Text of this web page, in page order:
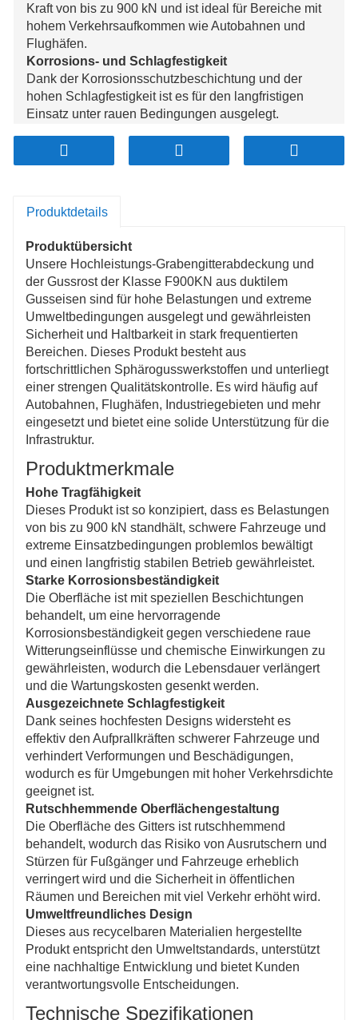
Kraft von bis zu 900 kN und ist ideal für Bereiche mit
hohem Verkehrsaufkommen wie Autobahnen und
Flughäfen.
Korrosions- und Schlagfestigkeit
Dank der Korrosionsschutzbeschichtung und der
hohen Schlagfestigkeit ist es für den langfristigen
Einsatz unter rauen Bedingungen ausgelegt.
Entworfen mit einer rutschfesten Oberfläche für mehr
Sicherheit in nassen und stark frequentierten
Hergestellt aus recycelbaren Materialien, einfach zu
Einsparungen.
Produktdetails
Produktübersicht
Unsere Hochleistungs-Grabengitterabdeckung und
der Gussrost der Klasse F900KN aus duktilem
Gusseisen sind für hohe Belastungen und extreme
Umweltbedingungen ausgelegt und gewährleisten
Sicherheit und Haltbarkeit in stark frequentierten
Bereichen. Dieses Produkt besteht aus
fortschrittlichen Sphärogusswerkstoffen und unterliegt
einer strengen Qualitätskontrolle. Es wird häufig auf
Autobahnen, Flughäfen, Industriegebieten und mehr
eingesetzt und bietet eine solide Unterstützung für die
Infrastruktur.
Produktmerkmale
Hohe Tragfähigkeit
Dieses Produkt ist so konzipiert, dass es Belastungen
von bis zu 900 kN standhält, schwere Fahrzeuge und
extreme Einsatzbedingungen problemlos bewältigt
und einen langfristig stabilen Betrieb gewährleistet.
Starke Korrosionsbeständigkeit
Die Oberfläche ist mit speziellen Beschichtungen
behandelt, um eine hervorragende
Korrosionsbeständigkeit gegen verschiedene raue
Witterungseinflüsse und chemische Einwirkungen zu
gewährleisten, wodurch die Lebensdauer verlängert
und die Wartungskosten gesenkt werden.
Ausgezeichnete Schlagfestigkeit
Dank seines hochfesten Designs widersteht es
effektiv den Aufprallkräften schwerer Fahrzeuge und
verhindert Verformungen und Beschädigungen,
wodurch es für Umgebungen mit hoher Verkehrsdichte
geeignet ist.
Rutschhemmende Oberflächengestaltung
Die Oberfläche des Gitters ist rutschhemmend
behandelt, wodurch das Risiko von Ausrutschern und
Stürzen für Fußgänger und Fahrzeuge erheblich
verringert wird und die Sicherheit in öffentlichen
Räumen und Bereichen mit viel Verkehr erhöht wird.
Umweltfreundliches Design
Dieses aus recycelbaren Materialien hergestellte
Produkt entspricht den Umweltstandards, unterstützt
eine nachhaltige Entwicklung und bietet Kunden
verantwortungsvolle Entscheidungen.
Technische Spezifikationen